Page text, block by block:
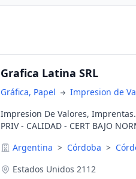
Grafica Latina SRL
Gráfica, Papel
Impresion de
Impresion De Valores, Imprentas.
PRIV - CALIDAD - CERT BAJO
Argentina > Córdoba >
Estados Unidos 2112